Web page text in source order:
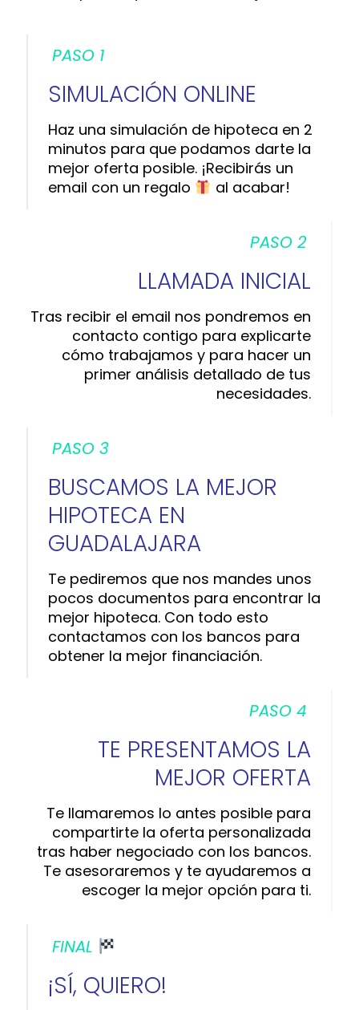
PASO 1
SIMULACIÓN ONLINE
Haz una simulación de hipoteca en 2
minutos para que podamos darte la
mejor oferta posible. ¡Recibirás un
email con un regalo
al acabar!
PASO 2
LLAMADA INICIAL
Tras recibir el email nos pondremos en
contacto contigo para explicarte
cómo trabajamos y para hacer un
primer análisis detallado de tus
necesidades.
PASO 3
BUSCAMOS LA MEJOR
HIPOTECA EN
GUADALAJARA
Te pediremos que nos mandes unos
pocos documentos para encontrar la
mejor hipoteca. Con todo esto
contactamos con los bancos para
obtener la mejor financiación.
PASO 4
TE PRESENTAMOS LA
MEJOR OFERTA
Te llamaremos lo antes posible para
compartirte la oferta personalizada
tras haber negociado con los bancos.
Te asesoraremos y te ayudaremos a
escoger la mejor opción para ti.
FINAL
¡SÍ, QUIERO!